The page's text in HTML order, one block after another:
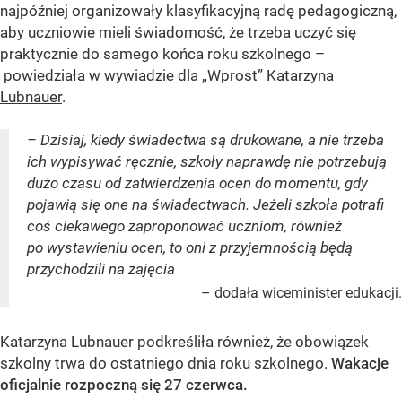
najpóźniej organizowały klasyfikacyjną radę pedagogiczną,
aby uczniowie mieli świadomość, że trzeba uczyć się
praktycznie do samego końca roku szkolnego –
powiedziała w wywiadzie dla „Wprost” Katarzyna
Lubnauer.
– Dzisiaj, kiedy świadectwa są drukowane, a nie trzeba
ich wypisywać ręcznie, szkoły naprawdę nie potrzebują
dużo czasu od zatwierdzenia ocen do momentu, gdy
pojawią się one na świadectwach. Jeżeli szkoła potrafi
coś ciekawego zaproponować uczniom, również
po wystawieniu ocen, to oni z przyjemnością będą
przychodzili na zajęcia
– dodała wiceminister edukacji.
Katarzyna Lubnauer podkreśliła również, że obowiązek
szkolny trwa do ostatniego dnia roku szkolnego. Wakacje
oficjalnie rozpoczną się 27 czerwca.